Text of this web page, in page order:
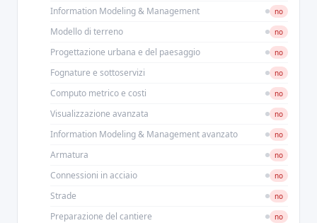
Information Modeling & Management no
Modello di terreno no
Progettazione urbana e del paesaggio no
Fognature e sottoservizi no
Computo metrico e costi no
Visualizzazione avanzata no
Information Modeling & Management avanzato no
Armatura no
Connessioni in acciaio no
Strade no
Preparazione del cantiere no